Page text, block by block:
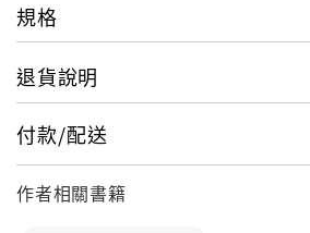
規格
退貨說明
付款/配送
作者相關書籍